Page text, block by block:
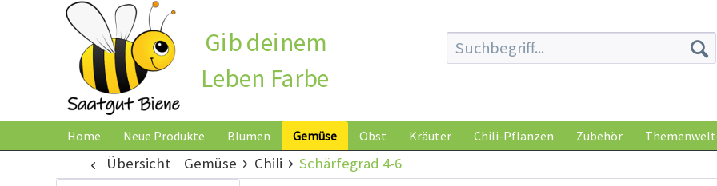
Gib deinem
Leben Farbe
Home Neue Produkte Blumen Gemüse Obst Kräuter Chili-Pflanzen Zubehör
Übersicht Gemüse Chili Schärfegrad 4-6